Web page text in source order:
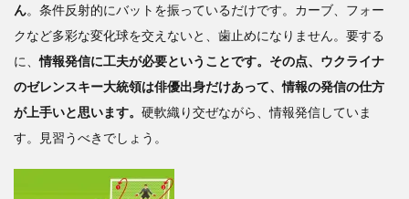
ん。条件反射的にバットを振っているだけです。カーブ、フォー
クなど多彩な変化球を交えないと、歯止めになりません。要する
に、情報発信に工夫が必要ということです。その点、ウクライナ
のゼレンスキー大統領は俳優出身だけあって、情報の発信の仕方
が上手いと思います。 硬軟織り交ぜながら、情報発信していま
す。見習うべきでしょう。